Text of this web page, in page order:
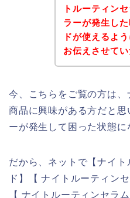
トルーティン
ラーが発生し
ドが使えるよ
お伝えさせてい
今、こちらをご覧の方は
商品に興味がある方だと
ーが発生して困った状態に
だから、ネットで【ナイ
ド】【 ナイトルーティン
【 ナイトルーティンセラ